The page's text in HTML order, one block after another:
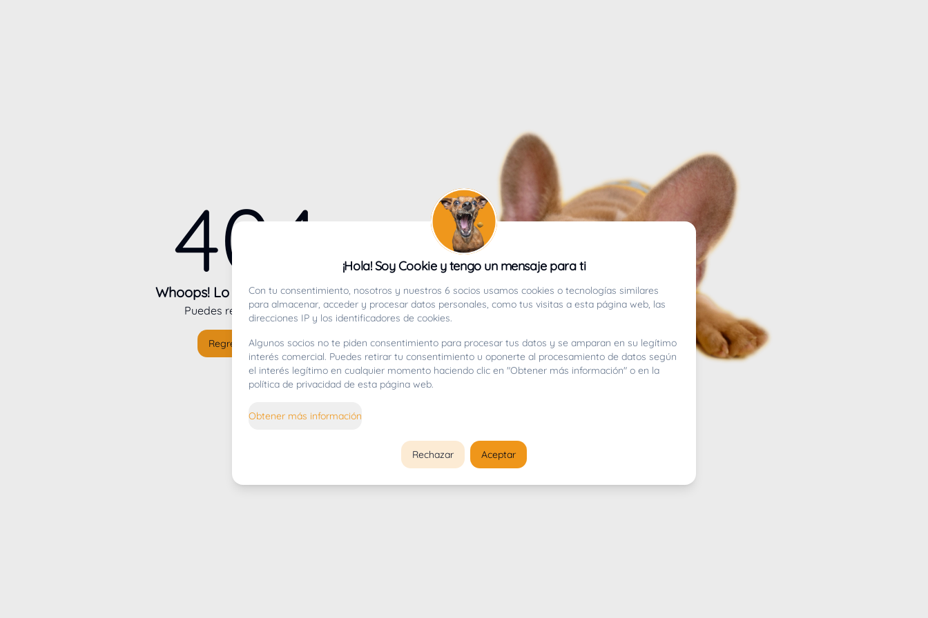
404
Whoops! Lo sentimos mucho.
Puedes regresar alinicio
Regresar al inicio
¡Hola! Soy Cookie y tengo un mensaje para ti
Con tu consentimiento, nosotros y nuestros 6 socios usamos cookies o tecnologías similares
para almacenar, acceder y procesar datos personales, como tus visitas a esta página web, las
direcciones IP y los identificadores de cookies.
Algunos socios no te piden consentimiento para procesar tus datos y se amparan en su legítimo
interés comercial. Puedes retirar tu consentimiento u oponerte al procesamiento de datos según
el interés legítimo en cualquier momento haciendo clic en "Obtener más información" o en la
política de privacidad de esta página web.
Obtener más información
Rechazar Aceptar